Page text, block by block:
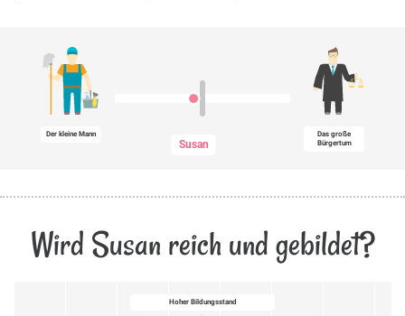
Der kleine Mann
Susan
Das große
Bürgertum
Wird Susan reich und gebildet?
Hoher Bildungsstand